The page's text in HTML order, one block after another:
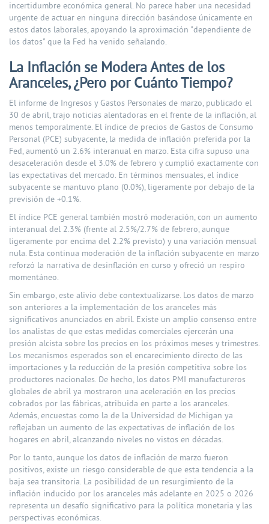
incertidumbre económica general. No parece haber una necesidad
urgente de actuar en ninguna dirección basándose únicamente en
estos datos laborales, apoyando la aproximación "dependiente de
los datos" que la Fed ha venido señalando.
La Inflación se Modera Antes de los
Aranceles, ¿Pero por Cuánto Tiempo?
El informe de Ingresos y Gastos Personales de marzo, publicado el
30 de abril, trajo noticias alentadoras en el frente de la inflación, al
menos temporalmente. El índice de precios de Gastos de Consumo
Personal (PCE) subyacente, la medida de inflación preferida por la
Fed, aumentó un 2.6% interanual en marzo. Esta cifra supuso una
desaceleración desde el 3.0% de febrero y cumplió exactamente con
las expectativas del mercado. En términos mensuales, el índice
subyacente se mantuvo plano (0.0%), ligeramente por debajo de la
previsión de +0.1%.
El índice PCE general también mostró moderación, con un aumento
interanual del 2.3% (frente al 2.5%/2.7% de febrero, aunque
ligeramente por encima del 2.2% previsto) y una variación mensual
nula. Esta continua moderación de la inflación subyacente en marzo
reforzó la narrativa de desinflación en curso y ofreció un respiro
momentáneo.
Sin embargo, este alivio debe contextualizarse. Los datos de marzo
son anteriores a la implementación de los aranceles más
significativos anunciados en abril. Existe un amplio consenso entre
los analistas de que estas medidas comerciales ejercerán una
presión alcista sobre los precios en los próximos meses y trimestres.
Los mecanismos esperados son el encarecimiento directo de las
importaciones y la reducción de la presión competitiva sobre los
productores nacionales. De hecho, los datos PMI manufactureros
globales de abril ya mostraron una aceleración en los precios
cobrados por las fábricas, atribuida en parte a los aranceles.
Además, encuestas como la de la Universidad de Michigan ya
reflejaban un aumento de las expectativas de inflación de los
hogares en abril, alcanzando niveles no vistos en décadas.
Por lo tanto, aunque los datos de inflación de marzo fueron
positivos, existe un riesgo considerable de que esta tendencia a la
baja sea transitoria. La posibilidad de un resurgimiento de la
inflación inducido por los aranceles más adelante en 2025 o 2026
representa un desafío significativo para la política monetaria y las
perspectivas económicas.